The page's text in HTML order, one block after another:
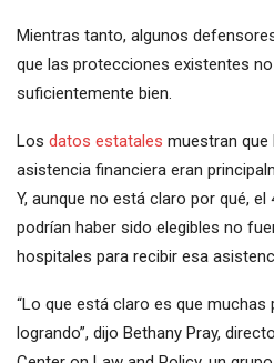
Mientras tanto, algunos
que las protecciones existentes
suficientemente bien.
Los datos estatales muestran que
asistencia financiera eran
Y, aunque no está claro por qué,
podrían haber sido elegibles no
hospitales para recibir esa
“Lo que está claro es que
logrando”, dijo Bethany Pray,